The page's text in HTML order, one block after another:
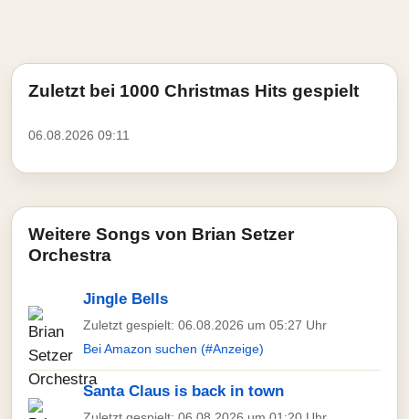
Zuletzt bei 1000 Christmas Hits gespielt
06.08.2026 09:11
Weitere Songs von Brian Setzer
Orchestra
Jingle Bells
Zuletzt gespielt: 06.08.2026 um 05:27 Uhr
Bei Amazon suchen (#Anzeige)
Santa Claus is back in town